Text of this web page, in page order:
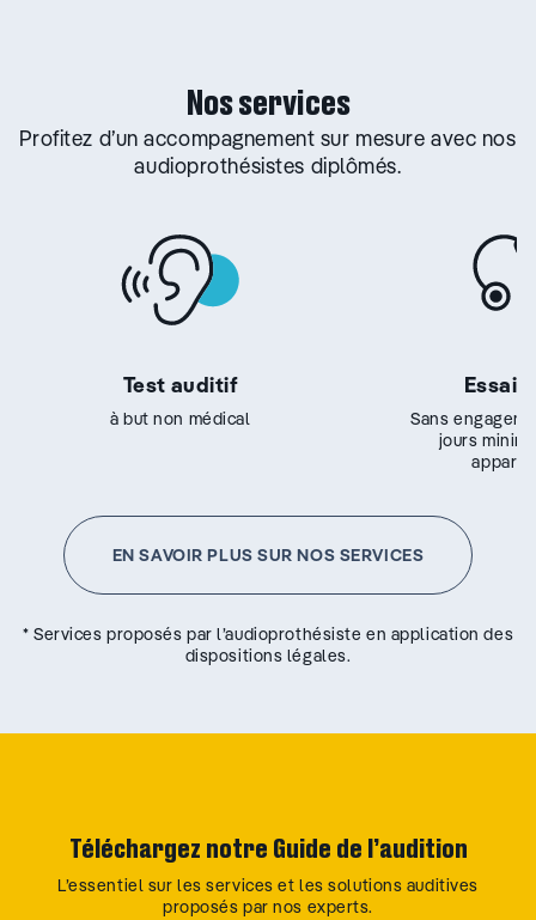
Nos services
Profitez d’un accompagnement sur mesure avec nos
audioprothésistes diplômés.
Test auditif
à but non médical
Essai
Sans
jours
EN SAVOIR PLUS SUR NOS SERVICES
* Services proposés par l’audioprothésiste en application des
dispositions légales.
Téléchargez notre Guide de l’audition
L’essentiel sur les services et les solutions auditives
proposés par nos experts.